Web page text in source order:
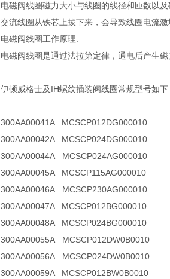
电磁阀线圈磁力大小与线圈的线径和匝数以
交流线圈从铁芯上拔下来，会导致线圈电流
电磁阀线圈工作原理:
电磁阀线圈是通过法拉第定律，通电后产生
伊顿威格士及IH螺纹插装阀线圈常规型号如下
300AA00041A MCSCP012DG000010
300AA00042A MCSCP024DG000010
300AA00044A MCSCP024AG000010
300AA00045A MCSCP115AG000010
300AA00046A MCSCP230AG000010
300AA00047A MCSCP012BG000010
300AA00048A MCSCP024BG000010
300AA00055A MCSCP012DW0B0010
300AA00056A MCSCP024DW0B0010
300AA00059A MCSCP012BW0B0010